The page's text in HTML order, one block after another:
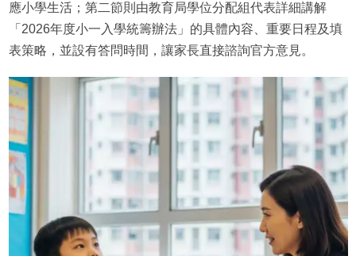
應小學生活；第二節則由教育局學位分配組代表詳細講解
「2026年度小一入學統籌辦法」的具體內容、重要日程及填
表策略，並設有答問時間，讓家長直接諮詢官方意見。